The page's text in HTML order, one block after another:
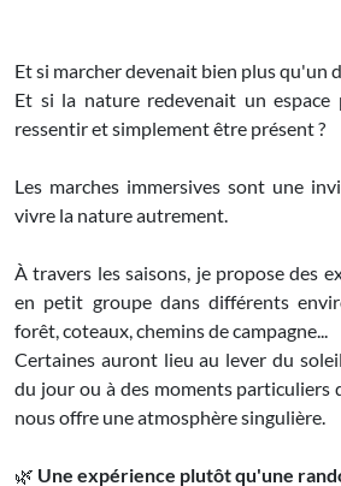
Et si marcher devenait bien plus qu'un
Et si la nature redevenait un espace
ressentir et simplement être présent ?
Les marches immersives sont une
vivre la nature autrement.
À travers les saisons, je propose des
en petit groupe dans différents
forêt, coteaux, chemins de campagne...
Certaines auront lieu au lever du
du jour ou à des moments particuliers
nous offre une atmosphère singulière.
🌿 Une expérience plutôt qu'une